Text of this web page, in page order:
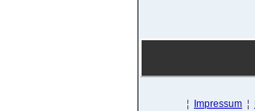
¦ Impressum ¦